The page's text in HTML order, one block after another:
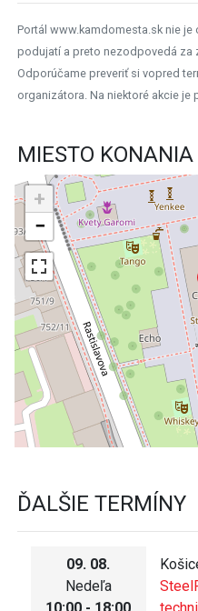
Portál www.kamdomesta.sk nie
podujatí a preto nezodpovedá za
Odporúčame preveriť si vopred
organizátora. Na niektoré akcie
MIESTO KONANIA
+
−
ĎALŠIE TERMÍNY
09. 08.
Nedeľa